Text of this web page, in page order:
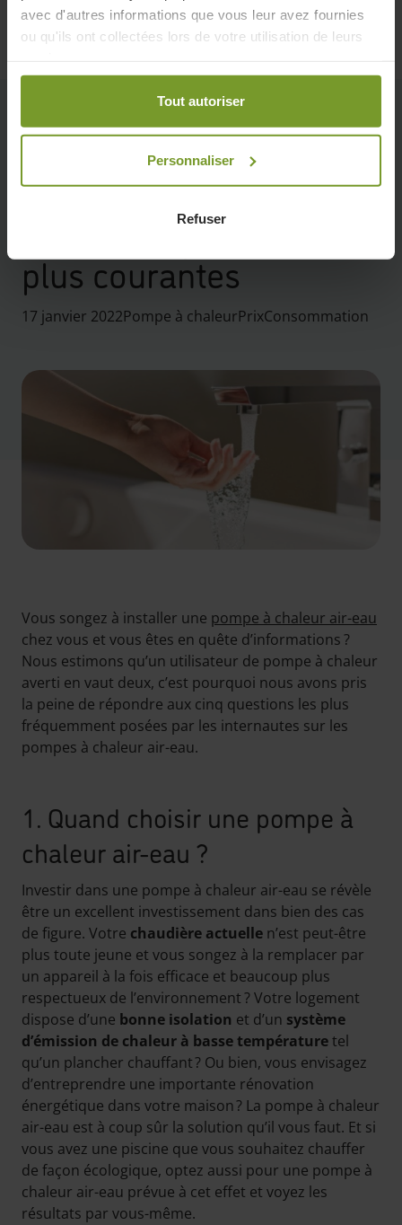
avec d'autres informations que vous leur avez fournies
ou qu'ils ont collectées lors de votre utilisation de leurs
Tout autoriser
Personnaliser
Refuser
La pompe à chaleur air-
eau : les 5 questions les
plus courantes
17 janvier 2022Pompe à chaleurPrixConsommation
Vous songez à installer une pompe à chaleur air-eau
chez vous et vous êtes en quête d’informations ?
Nous estimons qu’un utilisateur de pompe à chaleur
averti en vaut deux, c’est pourquoi nous avons pris
la peine de répondre aux cinq questions les plus
fréquemment posées par les internautes sur les
pompes à chaleur air-eau.
1. Quand choisir une pompe à
chaleur air-eau ?
Investir dans une pompe à chaleur air-eau se révèle
être un excellent investissement dans bien des cas
de figure. Votre chaudière actuelle n’est peut-être
plus toute jeune et vous songez à la remplacer par
un appareil à la fois efficace et beaucoup plus
respectueux de l’environnement ? Votre logement
dispose d’une bonne isolation et d’un système
d’émission de chaleur à basse températuretel
qu’un plancher chauffant ? Ou bien, vous envisagez
d’entreprendre une importante rénovation
énergétique dans votre maison ? La pompe à chaleur
air-eau est à coup sûr la solution qu’il vous faut. Et si
vous avez une piscine que vous souhaitez chauffer
de façon écologique, optez aussi pour une pompe à
chaleur air-eau prévue à cet effet et voyez les
résultats par vous-même.